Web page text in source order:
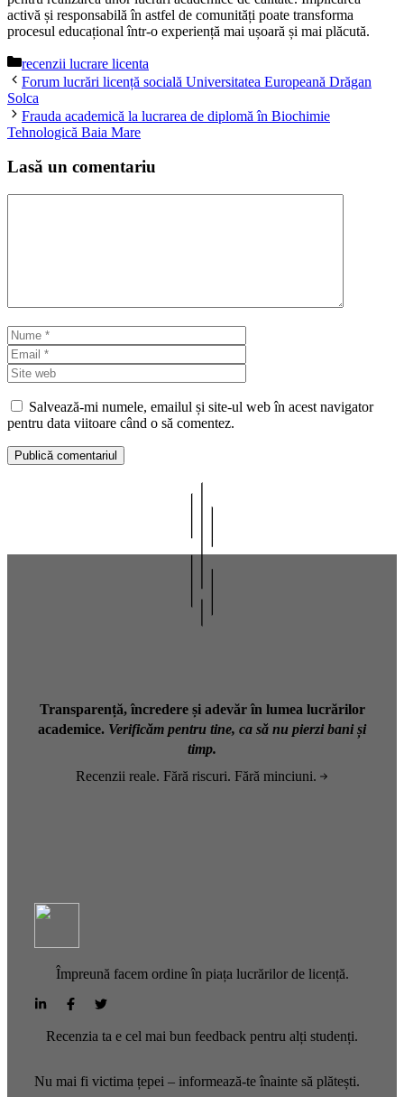
activă și responsabilă în astfel de comunități poate transforma
procesul educațional într-o experiență mai ușoară și mai plăcută.
Categorii
recenzii lucrare licenta
Forum lucrări licență socială Universitatea Europeană Drăgan
Solca
Frauda academică la lucrarea de diplomă în Biochimie
Tehnologică Baia Mare
Lasă un comentariu
Nume
web
Salvează-mi numele, emailul și site-ul web în acest navigator
pentru data viitoare când o să comentez.
Transparență, încredere și adevăr în lumea lucrărilor
academice. Verificăm pentru tine, ca să nu pierzi bani și
timp.
Recenzii reale. Fără riscuri. Fără minciuni.
Împreună facem ordine în piața lucrărilor de licență.
Recenzia ta e cel mai bun feedback pentru alți studenți.
Nu mai fi victima țepei – informează-te înainte să plătești.